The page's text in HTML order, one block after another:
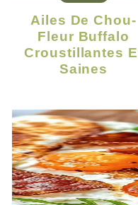
Ailes De Chou-
Fleur Buffalo
Croustillantes
Saines